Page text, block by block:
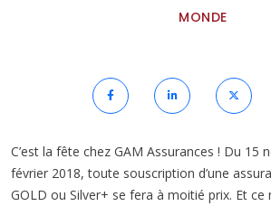
MONDE
C’est la fête chez GAM Assurances ! Du 15
février 2018, toute souscription d’une
GOLD ou Silver+ se fera à moitié prix. Et ce